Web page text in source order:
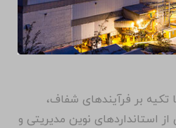
تکیه بر فرآیندهای شفاف،
استانداردهای نوین مدیریتی و